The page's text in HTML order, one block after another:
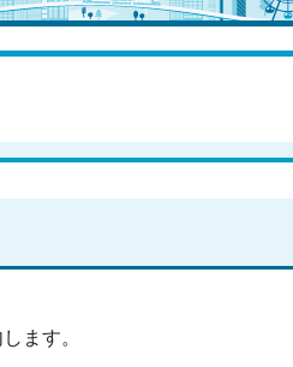
ます。